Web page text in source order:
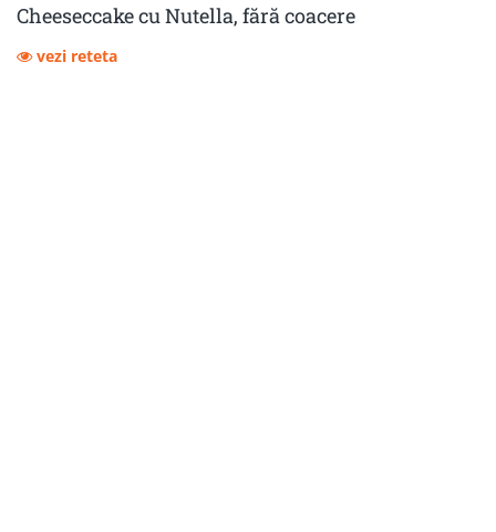
Cheeseccake cu Nutella, fără coacere
vezi reteta